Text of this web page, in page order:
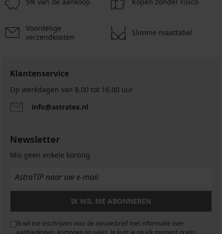
Voordelige
verzendkosten
Slimme maattabel
Klantenservice
Op werkdagen van 8.00 tot 16.00 uur
info@astratex.nl
Newsletter
Mis geen enkele korting
IK WIL ME ABONNEREN
Ik wil me inschrijven voor de nieuwsbrief met informatie over